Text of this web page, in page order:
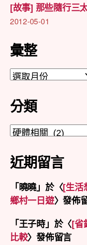
[故事] 那些隨行三
2012-05-01
彙整
彙
分類
分
近期留言
「曉曉」於〈[生活
鄉村一日遊〉發佈
「王子時」於〈[省
比較〉發佈留言